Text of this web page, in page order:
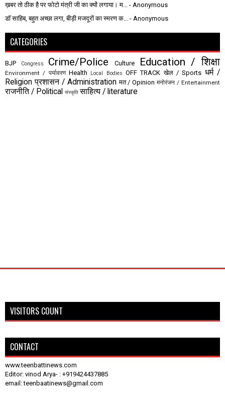
ख़बर तो ठीक है पर फोटो मंत्री जी का क्यों लगाया। म...
- Anonymous
डॉ साहिब, बहुत अच्छा लगा, बीड़ी मजदूरों का स्मरण क...
- Anonymous
CATEGORIES
BJP Congress Crime/Police Culture Education / शिक्षा
Environment / पर्यावरण Health Local Bodies OFF TRACK खेल / Sports धर्म /
Religion प्रशासन / Administration मत / Opinion मनोरंजन / Entertainment
राजनीति / Political संस्कृति साहित्य / literature
VISITORS COUNT
CONTACT
www.teenbattinews.com
Editor: vinod Arya- : +919424437885
email: teenbaatinews@gmail.com